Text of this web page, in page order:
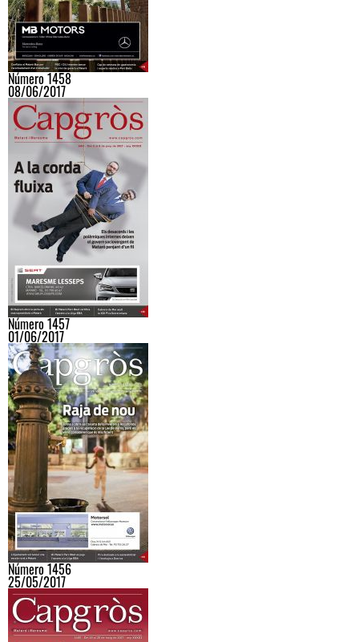
Número 1458
08/06/2017
Número 1457
01/06/2017
Número 1456
25/05/2017